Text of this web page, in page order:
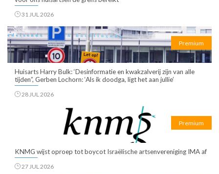
31 JUL 2026
Premium
Huisarts Harry Bulk: ‘Desinformatie en kwakzalverij zijn van alle
tijden”, Gerben Lochorn: ‘Als ik doodga, ligt het aan jullie’
28 JUL 2026
Premium
KNMG wijst oproep tot boycot Israëlische artsenvereniging IMA af
27 JUL 2026